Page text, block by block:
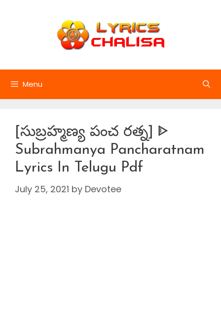
Menu
[సుబ్రహ్మణ్య పంచ రత్న] ᐈ
Subrahmanya Pancharatnam
Lyrics In Telugu Pdf
July 25, 2021 by Devotee